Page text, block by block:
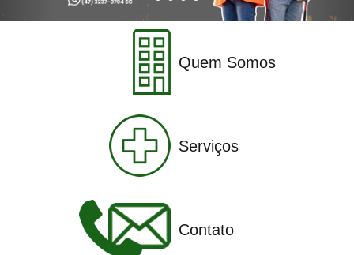
Quem Somos
Serviços
Contato